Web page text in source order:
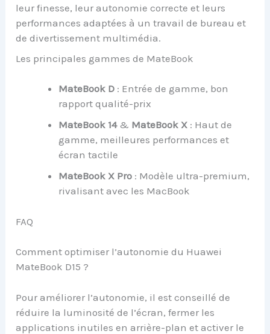
leur finesse, leur autonomie correcte et leurs
performances adaptées à un travail de bureau et
de divertissement multimédia.
Les principales gammes de MateBook
MateBook D : Entrée de gamme, bon
rapport qualité-prix
MateBook 14& MateBook X : Haut de
gamme, meilleures performances et
écran tactile
MateBook X Pro : Modèle ultra-premium,
rivalisant avec les MacBook
FAQ
Comment optimiser l’autonomie du Huawei
MateBook D15 ?
Pour améliorer l’autonomie, il est conseillé de
réduire la luminosité de l’écran, fermer les
applications inutiles en arrière-plan et activer le